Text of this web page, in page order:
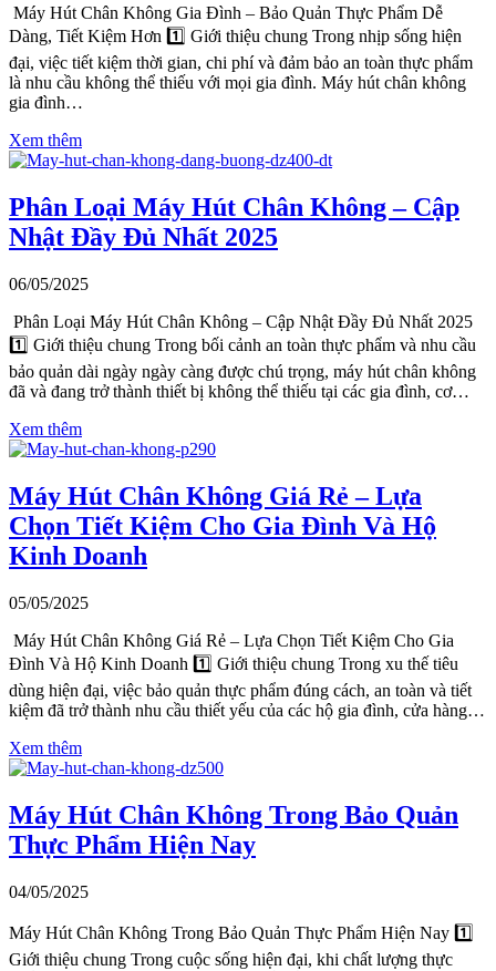
Máy Hút Chân Không Gia Đình – Bảo Quản Thực Phẩm Dễ
Dàng, Tiết Kiệm Hơn 1️⃣ Giới thiệu chung Trong nhịp sống hiện
đại, việc tiết kiệm thời gian, chi phí và đảm bảo an toàn thực phẩm
là nhu cầu không thể thiếu với mọi gia đình. Máy hút chân không
gia đình…
Xem thêm
Phân Loại Máy Hút Chân Không – Cập
Nhật Đầy Đủ Nhất 2025
06/05/2025
Phân Loại Máy Hút Chân Không – Cập Nhật Đầy Đủ Nhất 2025
1️⃣ Giới thiệu chung Trong bối cảnh an toàn thực phẩm và nhu cầu
bảo quản dài ngày ngày càng được chú trọng, máy hút chân không
đã và đang trở thành thiết bị không thể thiếu tại các gia đình, cơ…
Xem thêm
Máy Hút Chân Không Giá Rẻ – Lựa
Chọn Tiết Kiệm Cho Gia Đình Và Hộ
Kinh Doanh
05/05/2025
Máy Hút Chân Không Giá Rẻ – Lựa Chọn Tiết Kiệm Cho Gia
Đình Và Hộ Kinh Doanh 1️⃣ Giới thiệu chung Trong xu thế tiêu
dùng hiện đại, việc bảo quản thực phẩm đúng cách, an toàn và tiết
kiệm đã trở thành nhu cầu thiết yếu của các hộ gia đình, cửa hàng…
Xem thêm
Máy Hút Chân Không Trong Bảo Quản
Thực Phẩm Hiện Nay
04/05/2025
Máy Hút Chân Không Trong Bảo Quản Thực Phẩm Hiện Nay 1️⃣
Giới thiệu chung Trong cuộc sống hiện đại, khi chất lượng thực